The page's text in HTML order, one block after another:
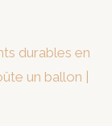
durables en
un ballon |